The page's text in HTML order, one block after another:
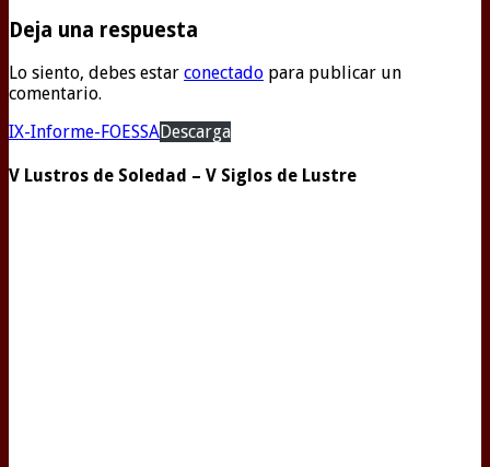
Deja una respuesta
Lo siento, debes estar conectado para publicar un
comentario.
IX-Informe-FOESSADescarga
V Lustros de Soledad – V Siglos de Lustre